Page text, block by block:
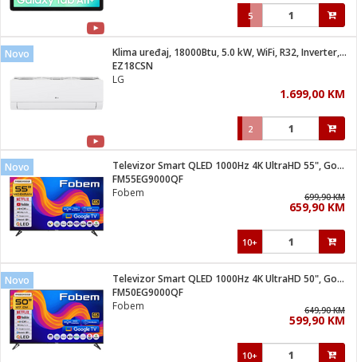
kafu
program
materijal
gorivo
brave
5
Novo
Klima uređaj, 18000Btu, 5.0 kW, WiFi, R32, Inverter, A++/A+
EZ18CSN
LG
1.699,00 KM
2
Novo
Televizor Smart QLED 1000Hz 4K UltraHD 55", Google TV
FM55EG9000QF
Fobem
699,90 KM
659,90 KM
10+
Novo
Televizor Smart QLED 1000Hz 4K UltraHD 50", Google TV
FM50EG9000QF
Fobem
649,90 KM
599,90 KM
10+